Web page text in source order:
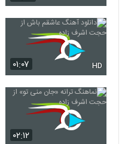
۰۱:۰۷ HD
۰۲:۱۲